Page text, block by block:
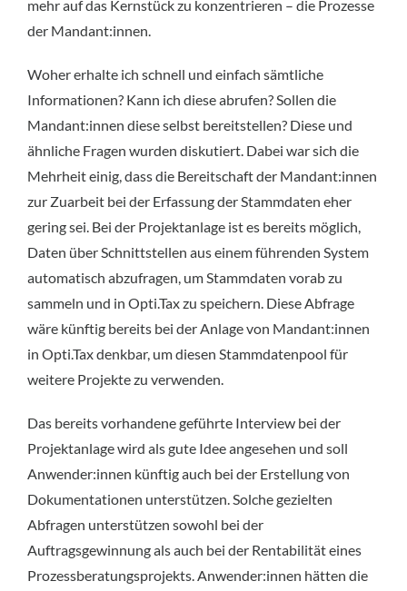
mehr auf das Kernstück zu konzentrieren – die Prozesse
der Mandant:innen.
Woher erhalte ich schnell und einfach sämtliche
Informationen? Kann ich diese abrufen? Sollen die
Mandant:innen diese selbst bereitstellen? Diese und
ähnliche Fragen wurden diskutiert. Dabei war sich die
Mehrheit einig, dass die Bereitschaft der Mandant:innen
zur Zuarbeit bei der Erfassung der Stammdaten eher
gering sei. Bei der Projektanlage ist es bereits möglich,
Daten über Schnittstellen aus einem führenden System
automatisch abzufragen, um Stammdaten vorab zu
sammeln und in Opti.Tax zu speichern. Diese Abfrage
wäre künftig bereits bei der Anlage von Mandant:innen
in Opti.Tax denkbar, um diesen Stammdatenpool für
weitere Projekte zu verwenden.
Das bereits vorhandene geführte Interview bei der
Projektanlage wird als gute Idee angesehen und soll
Anwender:innen künftig auch bei der Erstellung von
Dokumentationen unterstützen. Solche gezielten
Abfragen unterstützen sowohl bei der
Auftragsgewinnung als auch bei der Rentabilität eines
Prozessberatungsprojekts. Anwender:innen hätten die